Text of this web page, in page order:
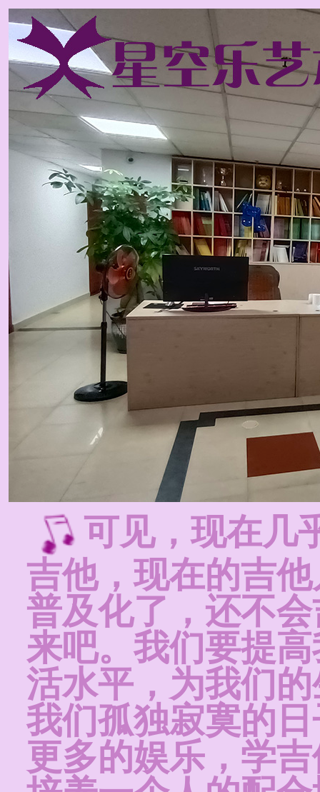
可见，现在几
吉他，现在的吉
普及化了，还不
来吧。我们要提
活水平，为我们
我们孤独寂寞的
更多的娱乐，学